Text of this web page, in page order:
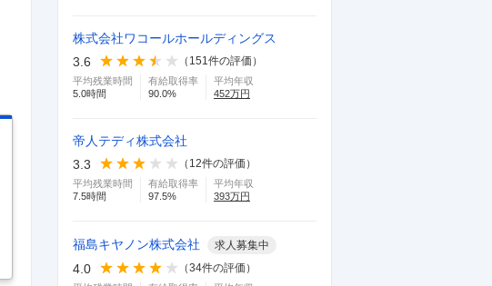
株式会社ワコールホールディングス
3.6
（ 151件の評価）
平均残業時間
5.0時間
有給取得率
90.0%
平均年収
452万円
帝人テディ株式会社
3.3
（ 12件の評価）
平均残業時間
7.5時間
有給取得率
97.5%
平均年収
393万円
福島キヤノン株式会社 求人募集中
4.0 （34件の評価）